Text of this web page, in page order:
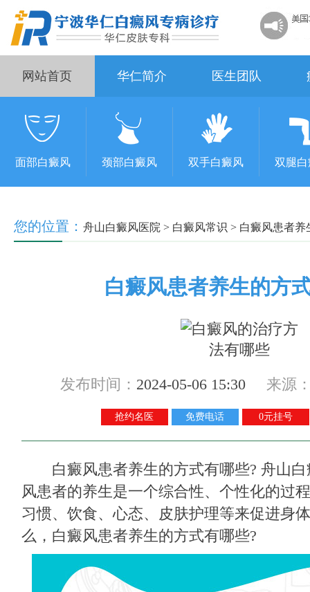
网站首页 华仁简介 医生团队
面部白癜风 颈部白癜风 双手白癜风 双腿
您的位置： 舟山白癜风医院 > 白癜风常识 > 白癜风患者养
白癜风患者养生的方
发布时间： 2024-05-06 15:30 来源
抢约名医 免费电话 0元挂号
白癜风患者养生的方式有哪些? 舟山
风患者的养生是一个综合性、个性化的过
习惯、饮食、心态、皮肤护理等来促进身
么，白癜风患者养生的方式有哪些?